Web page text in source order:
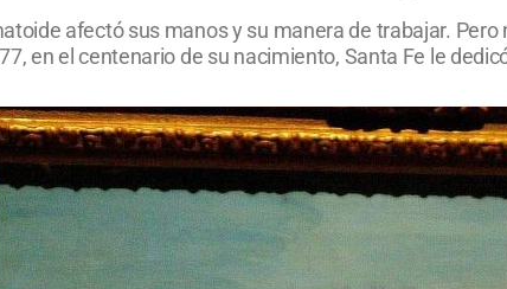
afectó sus manos y su manera de trabajar.
en el centenario de su nacimiento, Santa Fe le